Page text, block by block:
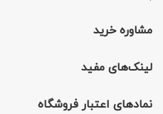
مشاوره خرید
لینک‌های مفید
نمادهای اعتبار فروشگاه